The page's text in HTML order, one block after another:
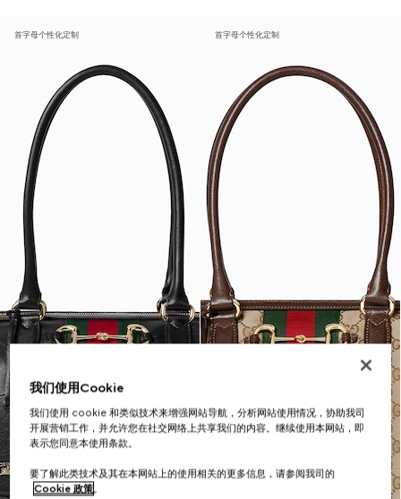
首字母个性化定制 首字母个性化定制
我们使用Cookie
我们使用 cookie 和类似技术来增强网站导航，分析网站使用情况，协助我司
开展营销工作，并允许您在社交网络上共享我们的内容。继续使用本网站，即
表示您同意本使用条款。
要了解此类技术及其在本网站上的使用相关的更多信息，请参阅我司的
Cookie 政策。